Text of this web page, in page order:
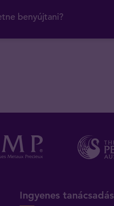
benyújtani?
Ingyenes tanácsadás